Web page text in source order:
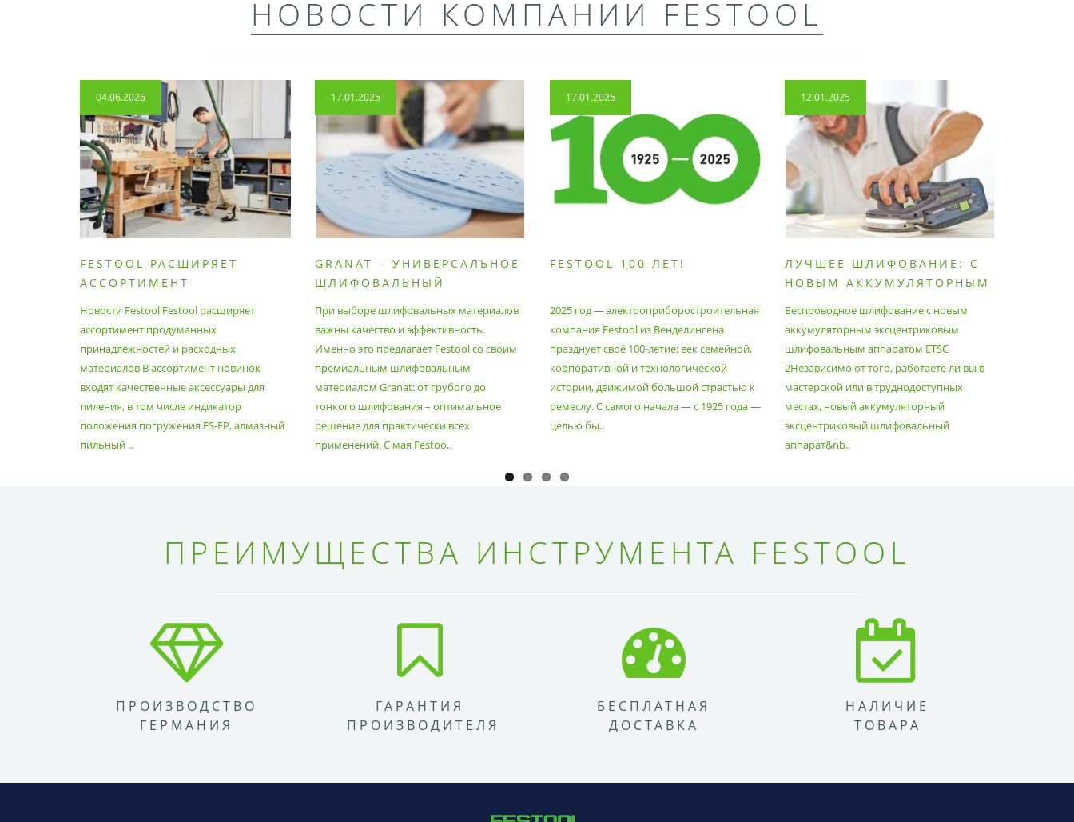
НОВОСТИ КОМПАНИИ FESTOOL
04.06.2026
FESTOOL РАСШИРЯЕТ
АССОРТИМЕНТ
ПРИНАДЛЕЖНОСТЕЙ И
РАСХОДНЫХ МАТЕРИАЛОВ
Новости Festool Festool расширяет
ассортимент продуманных
принадлежностей и расходных
материалов В ассортимент новинок
входят качественные аксессуары для
пиления, в том числе индикатор
положения погружения FS-EP, алмазный
пильный ..
17.01.2025
GRANAT – УНИВЕРСАЛЬНОЕ
ШЛИФОВАЛЬНЫЙ
При выборе шлифовальных материалов
важны качество и эффективность.
Именно это предлагает Festool со своим
премиальным шлифовальным
материалом Granat: от грубого до
тонкого шлифования – оптимальное
решение для практически всех
применений. С мая Festoo..
17.01.2025
FESTOOL 100 ЛЕТ!
2025 год — электроприборостроительная
компания Festool из Венделингена
празднует своё 100-летие: век семейной,
корпоративной и технологической
истории, движимой большой страстью к
ремеслу. С самого начала — с 1925 года —
целью бы..
12.01.2025
ЛУЧШЕЕ ШЛИФОВАНИЕ: С
НОВЫМ АККУМУЛЯТОРНЫМ
АППАРАТОМ ETSC2
Беспроводное шлифование с новым
аккумуляторным эксцентриковым
шлифовальным аппаратом ETSC
2Независимо от того, работаете ли вы в
мастерской или в труднодоступных
местах, новый аккумуляторный
эксцентриковый шлифовальный
аппарат&nb..
ПРЕИМУЩЕСТВА ИНСТРУМЕНТА FESTOOL
ПРОИЗВОДСТВО
ГЕРМАНИЯ
ГАРАНТИЯ
ПРОИЗВОДИТЕЛЯ
БЕСПЛАТНАЯ
ДОСТАВКА
НАЛИЧИЕ
ТОВАРА